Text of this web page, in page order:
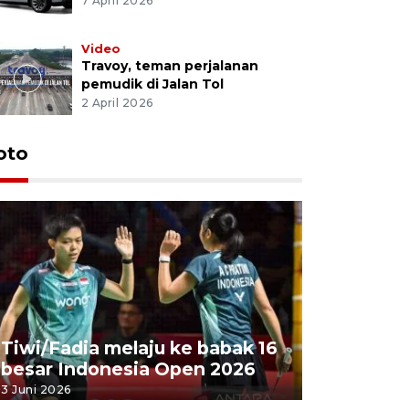
Video
Travoy, teman perjalanan
pemudik di Jalan Tol
2 April 2026
Tiwi/Fadia melaju ke babak 16
besar Indonesia Open 2026
3 Juni 2026